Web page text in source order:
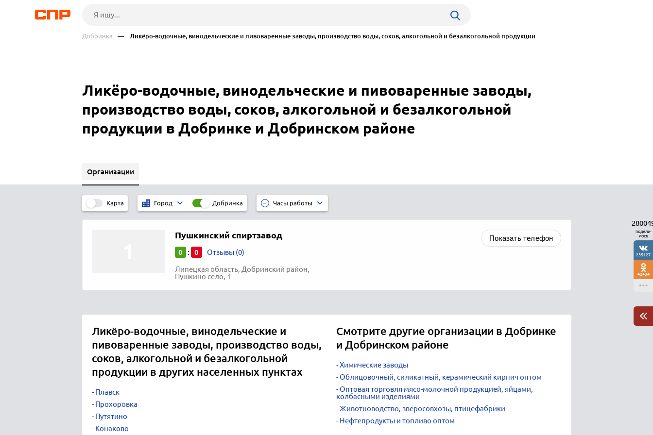
Добринка — Ликёро-водочные, винодельческие и пивоваренные заводы, производство воды, соков, алкогольной и безалкогольной продукции
Ликёро-водочные, винодельческие и пивоваренные заводы,
производство воды, соков, алкогольной и безалкогольной
продукции в Добринке и Добринском районе
Организации
Карта Город Добринка Часы работы
Пушкинский спиртзавод
0 : 0 Отзывы (0)
Липецкая область, Добринский район,
Пушкино село, 1
Показать телефон
Ликёро-водочные, винодельческие и
пивоваренные заводы, производство воды,
соков, алкогольной и безалкогольной
продукции в других населенных пунктах
Плавск
Прохоровка
Путятино
Конаково
Смотрите другие организации в Добринке
и Добринском районе
Химические заводы
Облицовочный, силикатный, керамический кирпич оптом
Оптовая торговля мясо-молочной продукцией, яйцами,
колбасными изделиями
Животноводство, зверосовхозы, птицефабрики
Нефтепродукты и топливо оптом
подели-
лось
235127
42434